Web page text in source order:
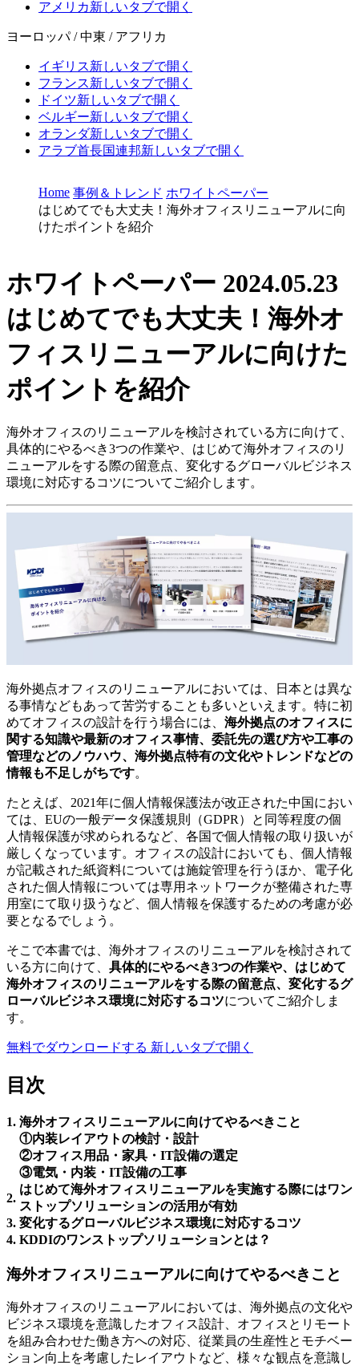
アメリカ新しいタブで開く
ヨーロッパ / 中東 / アフリカ
イギリス新しいタブで開く
フランス新しいタブで開く
ドイツ新しいタブで開く
ベルギー新しいタブで開く
オランダ新しいタブで開く
アラブ首長国連邦新しいタブで開く
Home 事例＆トレンド ホワイトペーパー
はじめてでも大丈夫！海外オフィスリニューアルに向
けたポイントを紹介
ホワイトペーパー 2024.05.23
はじめてでも大丈夫！海外オ
フィスリニューアルに向けた
ポイントを紹介
海外オフィスのリニューアルを検討されている方に向けて、
具体的にやるべき3つの作業や、はじめて海外オフィスのリ
ニューアルをする際の留意点、変化するグローバルビジネス
環境に対応するコツについてご紹介します。
海外拠点オフィスのリニューアルにおいては、日本とは異な
る事情などもあって苦労することも多いといえます。特に初
めてオフィスの設計を行う場合には、 海外拠点のオフィスに
関する知識や最新のオフィス事情、委託先の選び方や工事の
管理などのノウハウ、海外拠点特有の文化やトレンドなどの
情報も不足しがちです。
たとえば、2021年に個人情報保護法が改正された中国におい
ては、EUの一般データ保護規則（GDPR）と同等程度の個
人情報保護が求められるなど、各国で個人情報の取り扱いが
厳しくなっています。オフィスの設計においても、個人情報
が記載された紙資料については施錠管理を行うほか、電子化
された個人情報については専用ネットワークが整備された専
用室にて取り扱うなど、個人情報を保護するための考慮が必
要となるでしょう。
そこで本書では、海外オフィスのリニューアルを検討されて
いる方に向けて、 具体的にやるべき3つの作業や、はじめて
海外オフィスのリニューアルをする際の留意点、変化するグ
ローバルビジネス環境に対応するコツについてご紹介しま
す。
無料でダウンロードする 新しいタブで開く
目次
1. 海外オフィスリニューアルに向けてやるべきこと
①内装レイアウトの検討・設計
②オフィス用品・家具・IT設備の選定
③電気・内装・IT設備の工事
2.
はじめて海外オフィスリニューアルを実施する際にはワン
ストップソリューションの活用が有効
3. 変化するグローバルビジネス環境に対応するコツ
4. KDDIのワンストップソリューションとは？
海外オフィスリニューアルに向けてやるべきこと
海外オフィスのリニューアルにおいては、海外拠点の文化や
ビジネス環境を意識したオフィス設計、オフィスとリモート
を組み合わせた働き方への対応、従業員の生産性とモチベー
ション向上を考慮したレイアウトなど、様々な観点を意識し